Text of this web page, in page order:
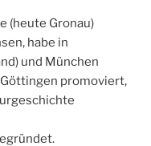
(heute Gronau)
habe in
und München
promoviert,